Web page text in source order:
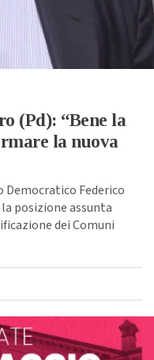
(Pd): “Bene la
la nuova
Federico
posizione assunta
dei Comuni